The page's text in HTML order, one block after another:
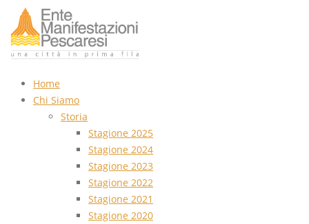
Home
Chi Siamo
Storia
Stagione 2025
Stagione 2024
Stagione 2023
Stagione 2022
Stagione 2021
Stagione 2020